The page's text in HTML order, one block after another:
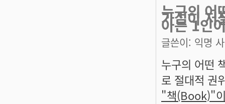
누구의 어
가설이 저
아는 1인
글쓴이: 익명
누구의 어떤
로 절대적 권
"책(Book)"